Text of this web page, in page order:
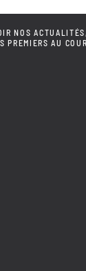
NOS
PREMIERS AU